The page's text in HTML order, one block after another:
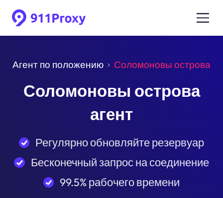
Агент по положению Соломоновы острова
Соломоновы острова
агент
Регулярно обновляйте резервуар
Бесконечный запрос на соединение
99.5% рабочего времени